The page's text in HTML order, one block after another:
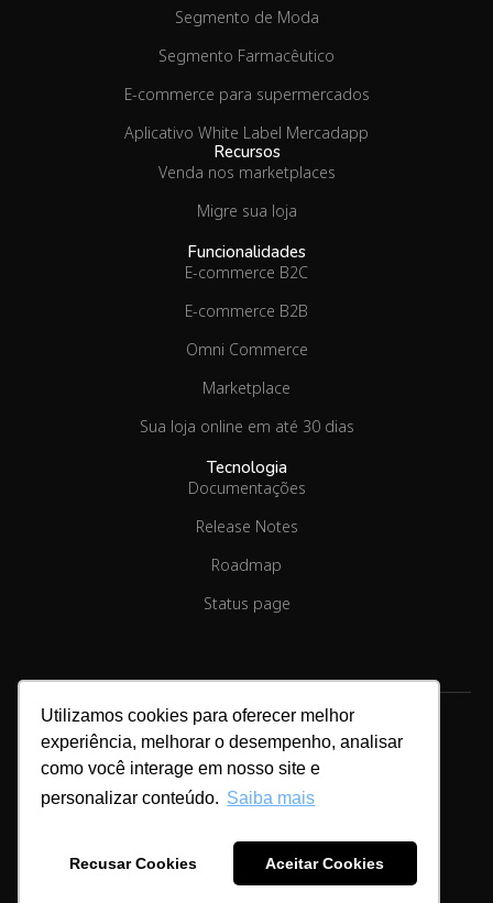
Utilizamos cookies para oferecer melhor
experiência, melhorar o desempenho, analisar
como você interage em nosso site e
personalizar conteúdo. Saiba mais
Recusar Cookies Aceitar Cookies
Segmento de Moda
Segmento Farmacêutico
E-commerce para supermercados
Aplicativo White Label Mercadapp
Recursos
Venda nos marketplaces
Migre sua loja
Funcionalidades
E-commerce B2C
E-commerce B2B
Omni Commerce
Marketplace
Sua loja online em até 30 dias
Tecnologia
Documentações
Release Notes
Roadmap
Status page
Copyright © 2026.Linx Commerce
Cookies & Privacidade